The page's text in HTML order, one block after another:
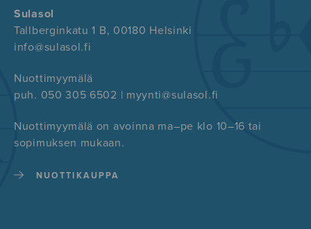
Sulasol
Tallberginkatu 1 B, 00180 Helsinki
info@sulasol.fi
Nuottimyymälä
puh. 050 305 6502 | myynti@sulasol.fi
Nuottimyymälä on avoinna ma–pe klo 10–16 tai
sopimuksen mukaan.
NUOTTIKAUPPA